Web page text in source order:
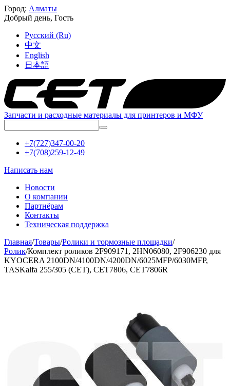
Город: Алматы
Добрый день, Гость
Русский (Ru)
中文
English
日本語
Запчасти и расходные материалы для принтеров и МФУ
+7(727)347-00-20
+7(708)259-12-49
Написать нам
Новости
О компании
Партнёрам
Контакты
Техническая поддержка
Главная/Товары/Ролики и тормозные площадки/
Ролик/Комплект роликов 2F909171, 2HN06080, 2F906230 для
KYOCERA 2100DN/4100DN/4200DN/6025MFP/6030MFP,
TASKalfa 255/305 (CET), CET7806, CET7806R